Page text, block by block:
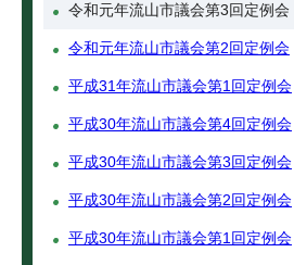
令和元年流山市議会第3回定例会
令和元年流山市議会第2回定例会
平成31年流山市議会第1回定例会
平成30年流山市議会第4回定例会
平成30年流山市議会第3回定例会
平成30年流山市議会第2回定例会
平成30年流山市議会第1回定例会